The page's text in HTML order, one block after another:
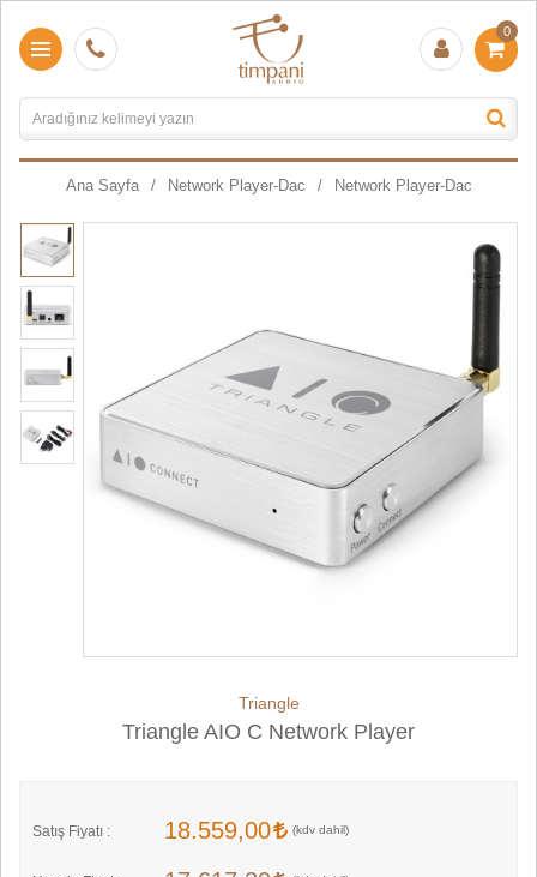
0
Ana Sayfa Network Player-Dac Network Player-Dac
Triangle
Triangle AIO C Network Player
Satış Fiyatı : 18.559,00